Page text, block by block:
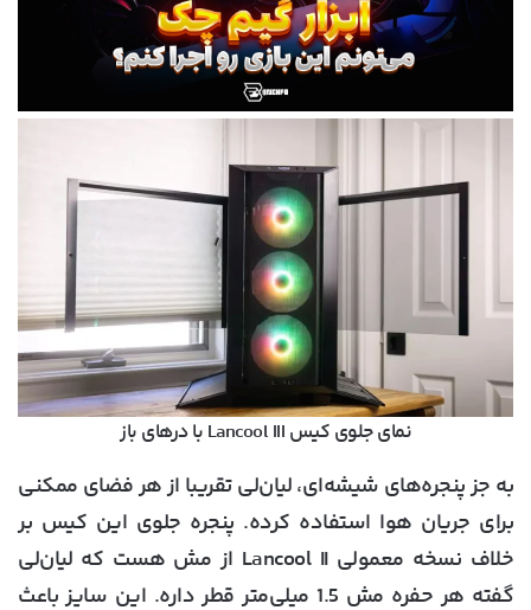
نمای جلوی کیس Lancool III با درهای باز
به جز پنجره‌های شیشه‌ای، لیان‌لی تقریبا از هر فضای ممکنی
برای جریان هوا استفاده کرده. پنجره جلوی این کیس بر
خلاف نسخه معمولی Lancool II از مش هست که لیان‌لی
گفته هر حفره مش 1.5 میلی‌متر قطر داره. این سایز باعث